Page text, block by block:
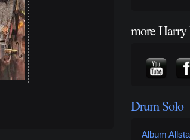
more Harry
Drum Solo
Album